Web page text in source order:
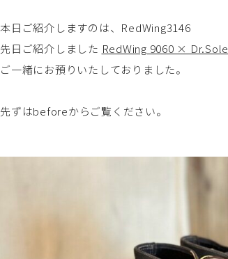
本日ご紹介しますのは、RedWing3146
先日ご紹介しました RedWing 9060 ×
ご一緒にお預りいたしておりました。
先ずはbeforeからご覧ください。